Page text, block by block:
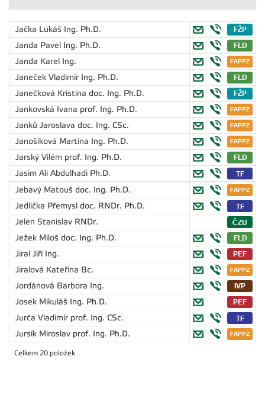
Jačka Lukáš Ing. Ph.D.
Janda Pavel Ing. Ph.D.
Janda Karel Ing.
Janeček Vladimír Ing. Ph.D.
Janečková Kristina doc. Ing. Ph.D.
Jankovská Ivana prof. Ing. Ph.D.
Janků Jaroslava doc. Ing. CSc.
Janošíková Martina Ing. Ph.D.
Jarský Vilém prof. Ing. Ph.D.
Jasim Ali Abdulhadi Ph.D.
Jebavý Matouš doc. Ing. Ph.D.
Jedlička Přemysl doc. RNDr. Ph.D.
Jelen Stanislav RNDr.
Ježek Miloš doc. Ing. Ph.D.
Jiral Jiří Ing.
Jiralová Kateřina Bc.
Jordánová Barbora Ing.
Josek Mikuláš Ing. Ph.D.
Jurča Vladimír prof. Ing. CSc.
Jursík Miroslav prof. Ing. Ph.D.
Celkem 20 položek